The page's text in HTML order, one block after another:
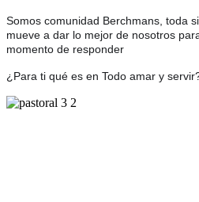
Somos comunidad Berchmans, toda
mueve a dar lo mejor de nosotros
momento de responder
¿Para ti qué es en Todo amar y